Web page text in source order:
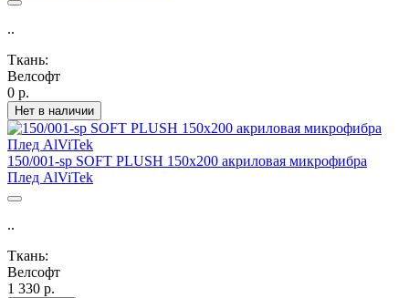
..
Ткань:
Велсофт
0 р.
Нет в наличии
150/001-sp SOFT PLUSH 150х200 акриловая микрофибра
Плед AlViTek
..
Ткань:
Велсофт
1 330 р.